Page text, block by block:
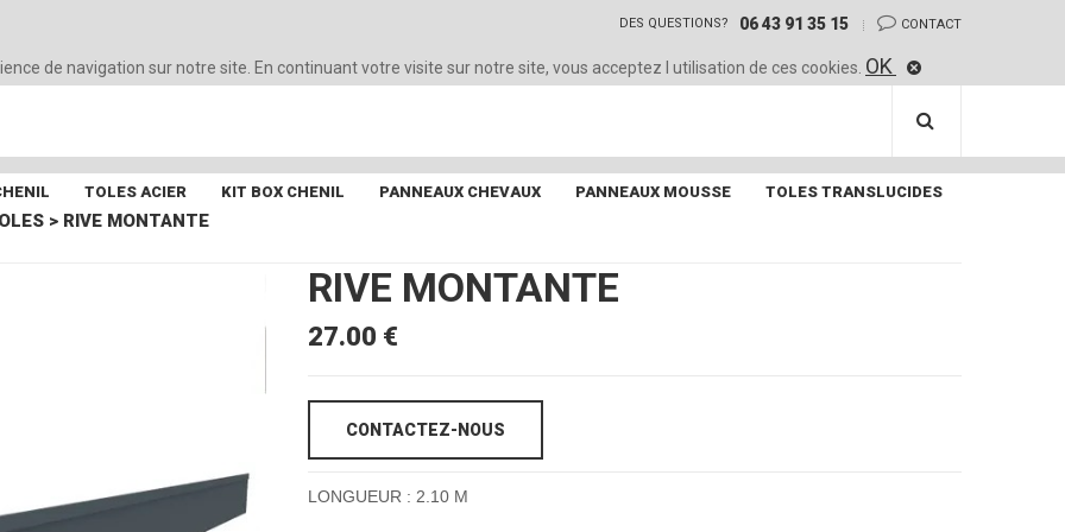
CONTACT
DES QUESTIONS? 06 43 91 35 15
de navigation sur notre site. En continuant votre visite sur notre site, vous acceptez l utilisation de ces cookies. OK
TOLES ACIER KIT BOX CHENIL PANNEAUX CHEVAUX PANNEAUX MOUSSE TOLES TRANSLUCIDES
> RIVE MONTANTE
RIVE MONTANTE
27.00 €
CONTACTEZ-NOUS
LONGUEUR : 2.10 M